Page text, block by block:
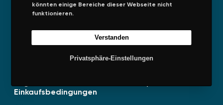
Unternehmen
Einkaufsbedingungen
Rechtliches
könnten einige Bereiche dieser Webseite nicht
funktionieren.
Privatsphäre-Einstellungen
Verstanden